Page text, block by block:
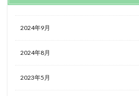
2024年9月
2024年8月
2023年5月